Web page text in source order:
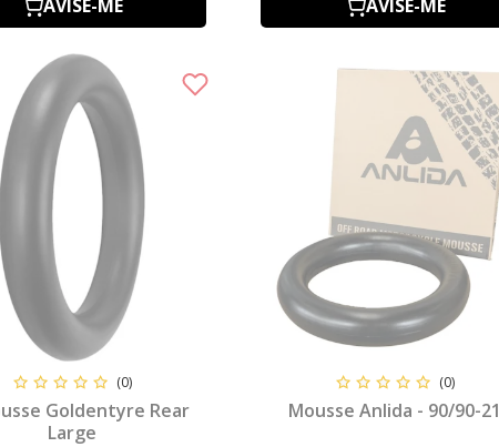
AVISE-ME AVISE-ME
(0)
Goldentyre Rear
Large
(0)
Mousse Anlida - 90/90-21